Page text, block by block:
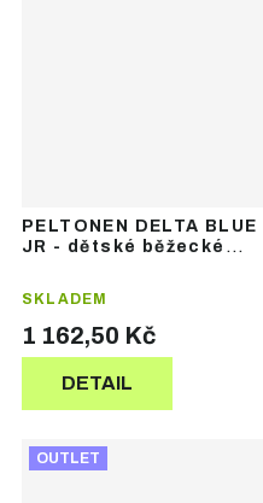
PELTONEN DELTA BLUE
JR - dětské běžecké
SKLADEM
1 162,50 Kč
DETAIL
OUTLET